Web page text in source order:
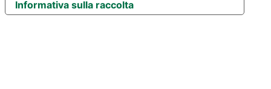
Informativa sulla raccolta